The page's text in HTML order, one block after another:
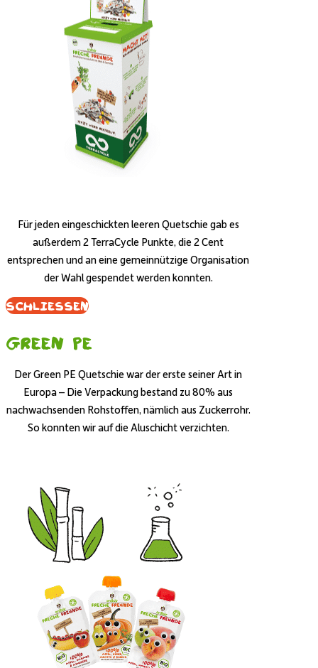
Für jeden eingeschickten leeren Quetschie gab es
außerdem 2 TerraCycle Punkte, die 2 Cent
entsprechen und an eine gemeinnützige Organisation
der Wahl gespendet werden konnten.
Schliessen
Green PE
Der Green PE Quetschie war der erste seiner Art in
Europa – Die Verpackung bestand zu 80% aus
nachwachsenden Rohstoffen, nämlich aus Zuckerrohr.
So konnten wir auf die Aluschicht verzichten.